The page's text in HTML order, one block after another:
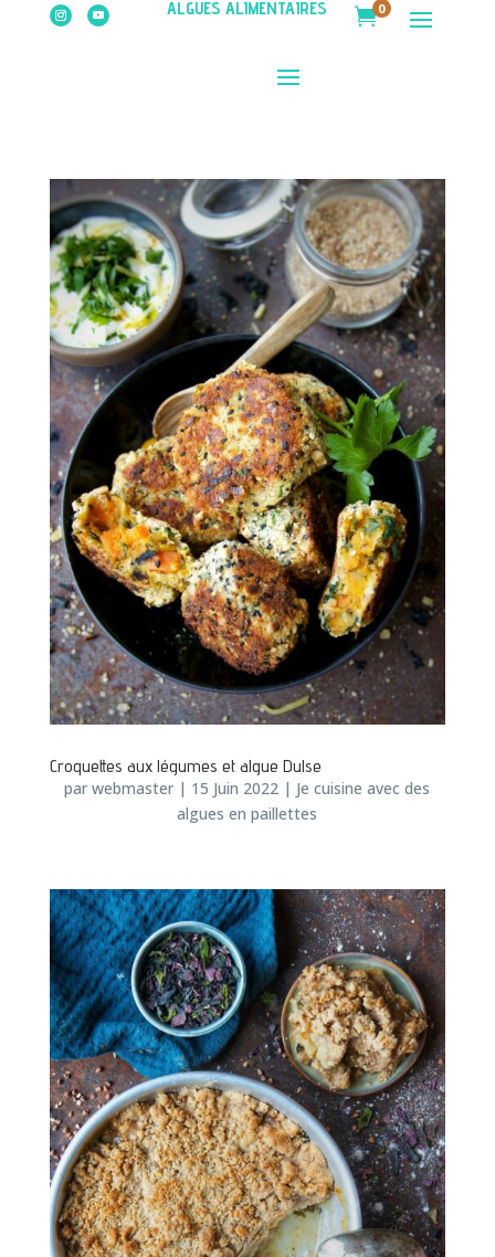
ALGUES ALIMENTAIRES 0
Croquettes aux légumes et algue Dulse
parwebmaster | 15 Juin 2022 | Je cuisine avec des
algues en paillettes